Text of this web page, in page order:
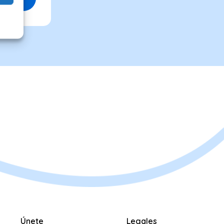
Únete Legales